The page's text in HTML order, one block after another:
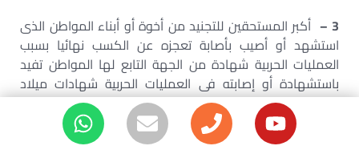
3 – أكبر المستحقين للتجنيد من أخوة أو أبناء المواطن الذى
استشهد أو أصيب بأصابة تعجزه عن الكسب نهائيا بسبب
العمليات الحربية شهادة من الجهة التابع لها المواطن تفيد
باستشهادة أو إصابته فى العمليات الحربية شهادات ميلاد
الأخوة الذكور والموقف التجنيدى لكل من بلغ سن التجنيد
منهم – شهادة وفاة لكل من توفى من ألاخوة الذكور